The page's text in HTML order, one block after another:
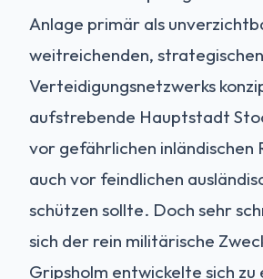
Anlage primär als
weitreichenden, strategischen
Verteidigungsnetzwerks
aufstrebende Hauptstadt
vor gefährlichen inländischen
auch vor feindlichen
schützen sollte. Doch sehr
sich der rein militärische
Gripsholm entwickelte sich zu